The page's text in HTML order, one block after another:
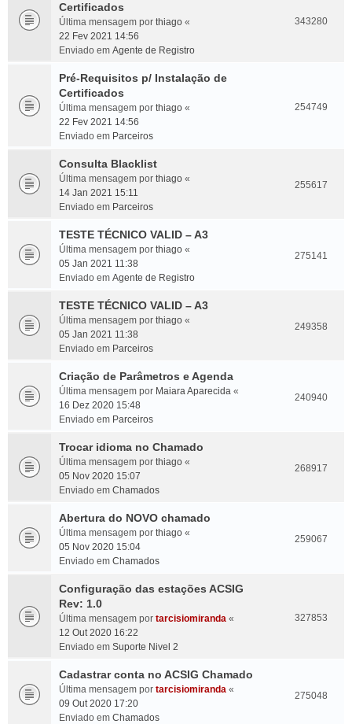
Certificados
Última mensagem por thiago «
22 Fev 2021 14:56
Enviado em Agente de Registro
343280
Pré-Requisitos p/ Instalação de
Certificados
Última mensagem por thiago «
22 Fev 2021 14:56
Enviado em Parceiros
254749
Consulta Blacklist
Última mensagem por thiago «
14 Jan 2021 15:11
Enviado em Parceiros
255617
TESTE TÉCNICO VALID – A3
Última mensagem por thiago «
05 Jan 2021 11:38
Enviado em Agente de Registro
275141
TESTE TÉCNICO VALID – A3
Última mensagem por thiago «
05 Jan 2021 11:38
Enviado em Parceiros
249358
Criação de Parâmetros e Agenda
Última mensagem por Maiara Aparecida «
16 Dez 2020 15:48
Enviado em Parceiros
240940
Trocar idioma no Chamado
Última mensagem por thiago «
05 Nov 2020 15:07
Enviado em Chamados
268917
Abertura do NOVO chamado
Última mensagem por thiago «
05 Nov 2020 15:04
Enviado em Chamados
259067
Configuração das estações ACSIG
Rev: 1.0
Última mensagem por tarcisiomiranda «
12 Out 2020 16:22
Enviado em Suporte Nivel 2
327853
Cadastrar conta no ACSIG Chamado
Última mensagem por tarcisiomiranda «
09 Out 2020 17:20
Enviado em Chamados
275048